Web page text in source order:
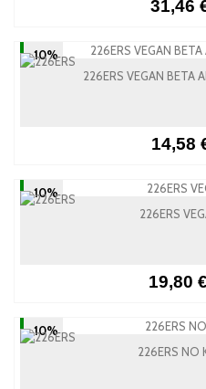
31,46
-10%
226ERS VEGAN BETA
14,58
-10%
226ERS
19,80 €
-10%
226ERS NO